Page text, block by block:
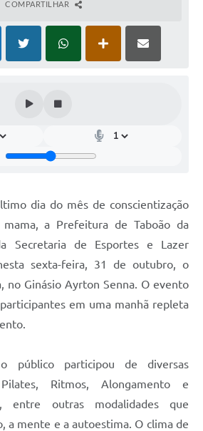
COMPARTILHAR
dia do mês de conscientização
a Prefeitura de Taboão da
Secretaria de Esportes e Lazer
sexta-feira, 31 de outubro, o
no Ginásio Ayrton Senna. O evento
em uma manhã repleta
público participou de diversas
Ritmos, Alongamento e
entre outras modalidades que
a mente e a autoestima. O clima de